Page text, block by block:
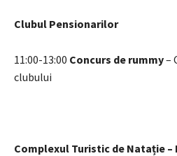
Clubul Pensionarilor
11:00-13:00 Concurs de rummy–
clubului
Complexul Turistic de Natație –